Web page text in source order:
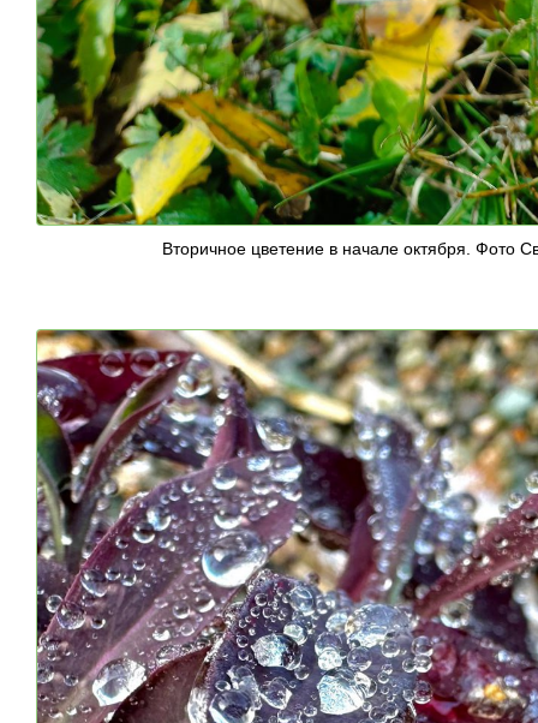
Вторичное цветение в начале октября. Фото